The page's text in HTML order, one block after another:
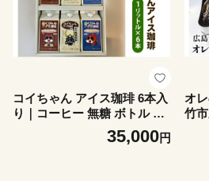
コイちゃん アイス珈琲 6本入
り｜コーヒー 無糖 ボトル ブ
35,000円
オ
竹
30
シ